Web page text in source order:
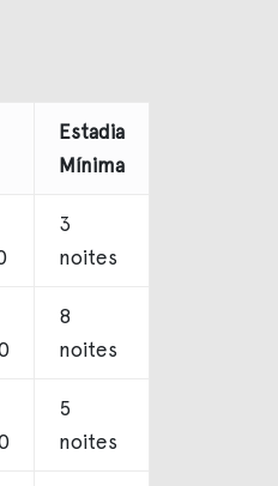
Estadia
Mínima
3
noites
8
noites
5
noites